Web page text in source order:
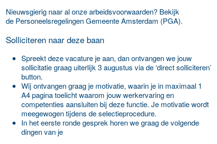
Nieuwsgierig naar al onze arbeidsvoorwaarden? Bekijk
de Personeelsregelingen Gemeente Amsterdam (PGA).
Solliciteren naar deze baan
Spreekt deze vacature je aan, dan ontvangen we jouw
sollicitatie graag uiterlijk 3 augustus via de ‘direct solliciteren’
button.
Wij ontvangen graag je motivatie, waarin je in maximaal 1
A4 pagina toelicht waarom jouw werkervaring en
competenties aansluiten bij deze functie. Je motivatie wordt
meegewogen tijdens de selectieprocedure.
In het eerste ronde gesprek horen we graag de volgende
dingen van je